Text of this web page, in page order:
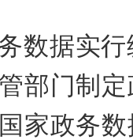
数据实行
部门制
家政务